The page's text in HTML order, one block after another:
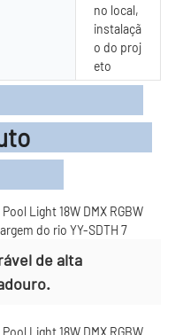
no local,
instalaçã
o do proj
eto
produto
de alta